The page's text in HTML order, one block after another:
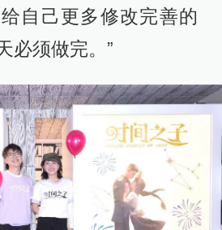
自己更多修改完善的
必须做完。”